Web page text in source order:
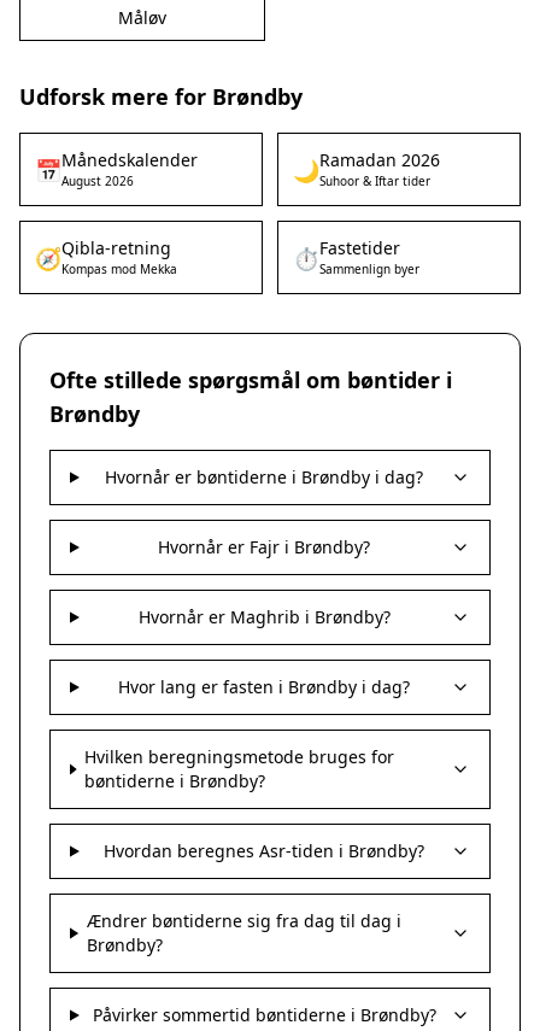
Måløv
Udforsk mere for Brøndby
📅Månedskalender
August 2026 🌙Ramadan 2026
Suhoor & Iftar tider
🧭Qibla-retning
Kompas mod Mekka ⏱️Fastetider
Sammenlign byer
Ofte stillede spørgsmål om bøntider i
Brøndby
Hvornår er bøntiderne i Brøndby i dag?
Hvornår er Fajr i Brøndby?
Hvornår er Maghrib i Brøndby?
Hvor lang er fasten i Brøndby i dag?
Hvilken beregningsmetode bruges for
bøntiderne i Brøndby?
Hvordan beregnes Asr-tiden i Brøndby?
Ændrer bøntiderne sig fra dag til dag i
Brøndby?
Påvirker sommertid bøntiderne i Brøndby?